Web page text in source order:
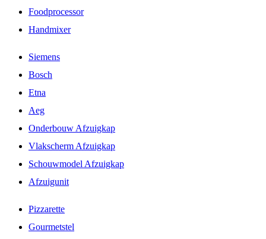
Foodprocessor
Handmixer
Siemens
Bosch
Etna
Aeg
Onderbouw Afzuigkap
Vlakscherm Afzuigkap
Schouwmodel Afzuigkap
Afzuigunit
Pizzarette
Gourmetstel